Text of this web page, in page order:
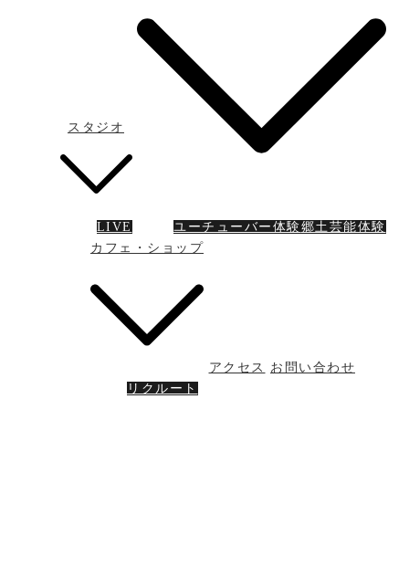
スタジオ
LIVE ユーチューバー体験郷土芸能体験
カフェ・ショップ
リクルート
アクセス お問い合わせ